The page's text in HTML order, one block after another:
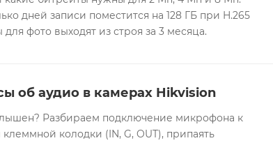
дней записи поместится на 128 ГБ при H.265
фото выходят из строя за 3 месяца.
об аудио в камерах Hikvision
Разбираем подключение микрофона к
клеммной колодки (IN, G, OUT), припаять